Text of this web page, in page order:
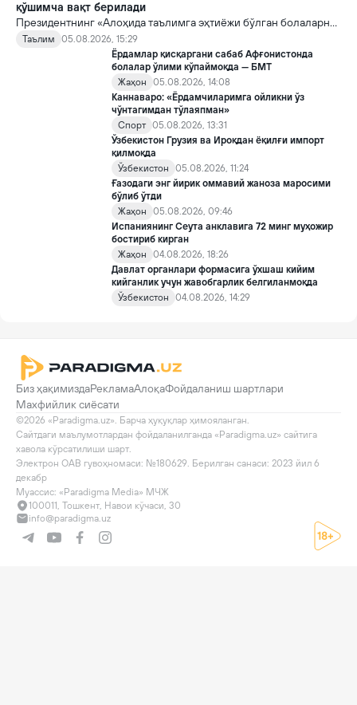
қўшимча вақт берилади
Президентнинг «Алоҳида таълимга эҳтиёжи бўлган болаларни
таълим ва ижтимоий хизматлар билан қамраб олиш тизимини
такомиллаштириш бўйича қўшимча чора-тадбирлар
тўғрисида»ги қарори билан инклюзив таълим соҳасида қатор
янги механизмлар жорий этилади.
Таълим
05.08.2026, 15:29
Ёрдамлар қисқаргани сабаб Афғонистонда
болалар ўлими кўпаймоқда — БМТ
Жаҳон
05.08.2026, 14:08
Каннаваро: «Ёрдамчиларимга ойликни ўз
чўнтагимдан тўлаяпман»
Спорт 05.08.2026, 13:31
Ўзбекистон Грузия ва Ироқдан ёқилғи импорт
қилмоқда
Ўзбекистон
05.08.2026, 11:24
Ғазодаги энг йирик оммавий жаноза маросими
бўлиб ўтди
Жаҳон
05.08.2026, 09:46
Испаниянинг Сеута анклавига 72 минг муҳожир
бостириб кирган
Жаҳон
04.08.2026, 18:26
Давлат органлари формасига ўхшаш кийим
кийганлик учун жавобгарлик белгиланмоқда
Ўзбекистон
04.08.2026, 14:29
Биз ҳақимиздаРекламаАлоқаФойдаланиш шартлари
Махфийлик сиёсати
©2026 «Paradigma.uz». Барча ҳуқуқлар ҳимояланган.
Сайтдаги маълумотлардан фойдаланилганда «Paradigma.uz» сайтига
хавола кўрсатилиши шарт.
Электрон ОАВ гувоҳномаси: №180629. Берилган санаси: 2023 йил 6
декабр
Муассис: «Paradigma Media» МЧЖ
100011, Тошкент, Навои кўчаси, 30
info@paradigma.uz